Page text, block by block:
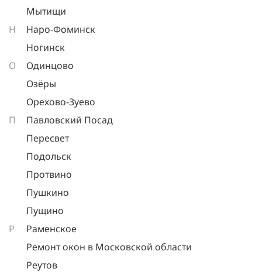
Мытищи
Н
Наро-Фоминск
Ногинск
О
Одинцово
Озёры
Орехово-Зуево
П
Павловский Посад
Пересвет
Подольск
Протвино
Пушкино
Пущино
Р
Раменское
Ремонт окон в Московской области
Реутов